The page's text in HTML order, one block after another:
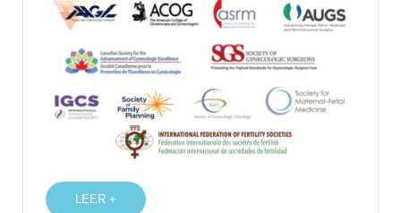
LEER +